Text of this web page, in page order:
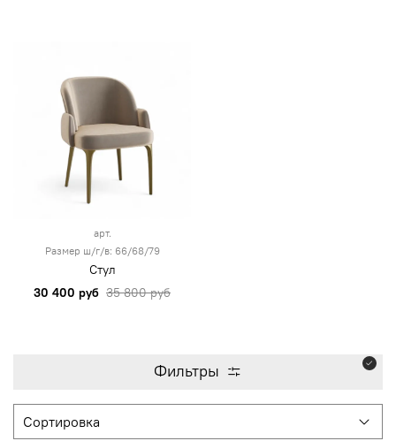
арт.
Размер ш/г/в: 66/68/79
Стул
30 400 руб 35 800 руб
Фильтры